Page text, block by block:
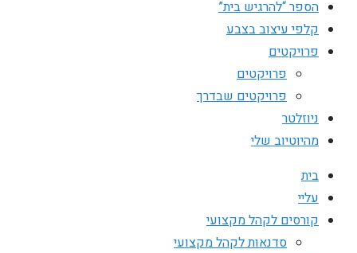
הספר “להרגיש בית”
קלפי עיצוב בצבע
פרויקטים
פרויקטים
פרויקטים שבדרך
ניוזלטר
מהיוטיוב שלי
בית
עליי
קורסים לקהל מקצועי
סדנאות לקהל מקצועי